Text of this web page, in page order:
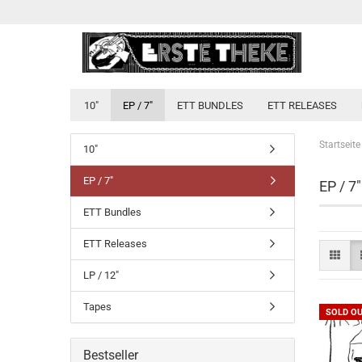
10" EP / 7" ETT BUNDLES ETT RELEASES
Startseite
EP / 7"
SOLD
10"
EP / 7"
ETT Bundles
ETT Releases
LP / 12"
Tapes
Bestseller